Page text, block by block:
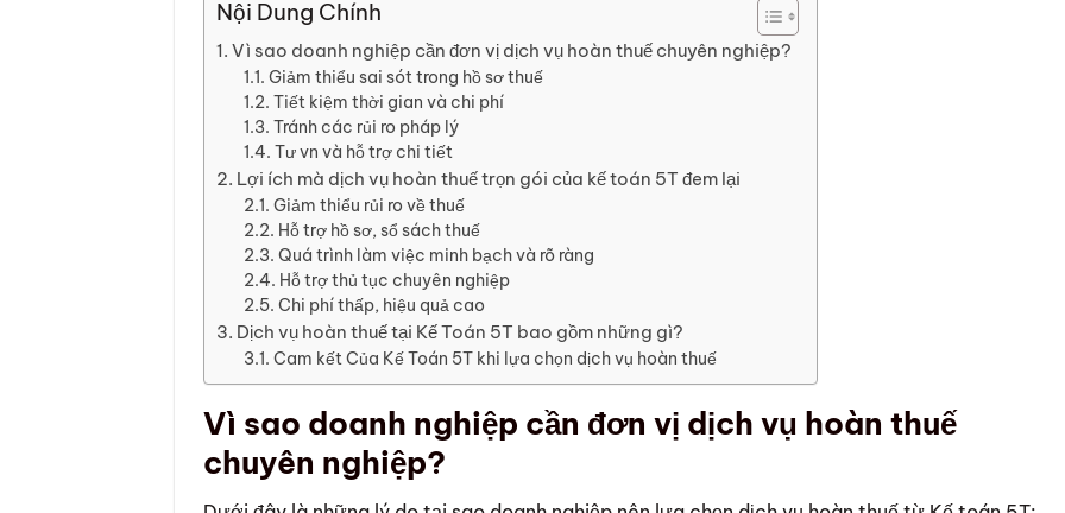
Nội Dung Chính
Vì sao doanh nghiệp cần đơn vị dịch vụ hoàn thuế chuyên nghiệp?
Giảm thiểu sai sót trong hồ sơ thuế
Tiết kiệm thời gian và chi phí
Tránh các rủi ro pháp lý
Tư vn và hỗ trợ chi tiết
Lợi ích mà dịch vụ hoàn thuế trọn gói của kế toán 5T đem lại
Giảm thiểu rủi ro về thuế
Hỗ trợ hồ sơ, sổ sách thuế
Quá trình làm việc minh bạch và rõ ràng
Hỗ trợ thủ tục chuyên nghiệp
Chi phí thấp, hiệu quả cao
Dịch vụ hoàn thuế tại Kế Toán 5T bao gồm những gì?
Cam kết Của Kế Toán 5T khi lựa chọn dịch vụ hoàn thuế
Vì sao doanh nghiệp cần đơn vị dịch vụ hoàn thuế
chuyên nghiệp?